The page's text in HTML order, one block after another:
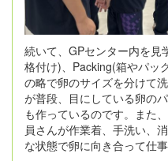
続いて、GPセンター内を見
格付け)、Packing(箱やパッ
の略で卵のサイズを分けて
が普段、目にしている卵の
も作っているのです。また
員さんが作業着、手洗い、
な状態で卵に向き合って仕